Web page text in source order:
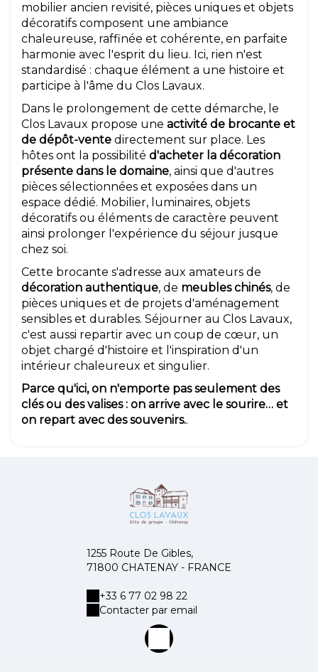
mobilier ancien revisité, pièces uniques et objets
décoratifs composent une ambiance
chaleureuse, raffinée et cohérente, en parfaite
harmonie avec l'esprit du lieu. Ici, rien n'est
standardisé : chaque élément a une histoire et
participe à l'âme du Clos Lavaux.
Dans le prolongement de cette démarche, le
Clos Lavaux propose une activité de brocante et
de dépôt-vente directement sur place. Les
hôtes ont la possibilité d'acheter la décoration
présente dans le domaine, ainsi que d'autres
pièces sélectionnées et exposées dans un
espace dédié. Mobilier, luminaires, objets
décoratifs ou éléments de caractère peuvent
ainsi prolonger l'expérience du séjour jusque
chez soi.
Cette brocante s'adresse aux amateurs de
décoration authentique, de meubles chinés, de
pièces uniques et de projets d'aménagement
sensibles et durables. Séjourner au Clos Lavaux,
c'est aussi repartir avec un coup de cœur, un
objet chargé d'histoire et l'inspiration d'un
intérieur chaleureux et singulier.
Parce qu'ici, on n'emporte pas seulement des
clés ou des valises : on arrive avec le sourire… et
on repart avec des souvenirs..
1255 Route De Gibles,
71800 CHATENAY - FRANCE
+33 6 77 02 98 22
Contacter par email